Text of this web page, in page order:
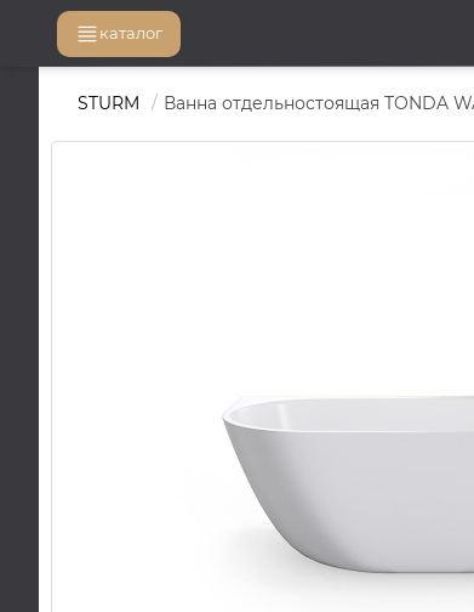
каталог
STURM Ванна отдельностоящая TONDA